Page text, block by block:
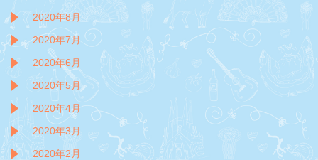
2020年8月
2020年7月
2020年6月
2020年5月
2020年4月
2020年3月
2020年2月